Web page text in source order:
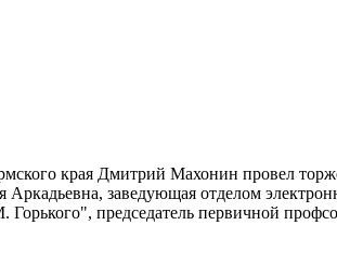
края Дмитрий Махонин провел
заведующая отделом
председатель первичной